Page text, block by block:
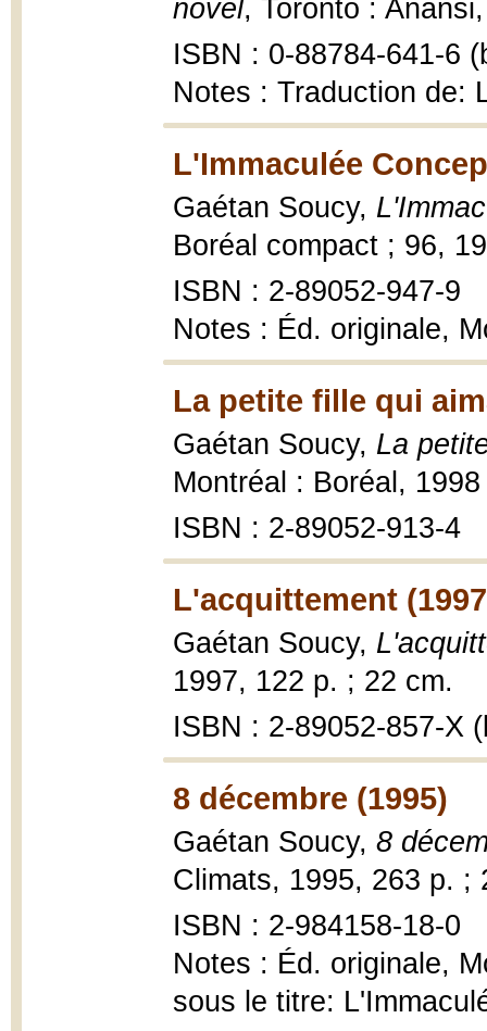
novel, Toronto :
ISBN : 0-88784-641-6
Notes : Traduction de:
L'Immaculée
Gaétan Soucy,
Boréal compact ; 96,
ISBN : 2-89052-947-9
Notes : Éd. originale,
La petite fille qui
Gaétan Soucy, La
Montréal : Boréal, 1998
ISBN : 2-89052-913-4
L'acquittement
Gaétan Soucy,
1997, 122 p. ; 22 cm.
ISBN : 2-89052-857-X
8 décembre (1995)
Gaétan Soucy, 8
Climats, 1995, 263 p. ;
ISBN : 2-984158-18-0
Notes : Éd. originale,
sous le titre: